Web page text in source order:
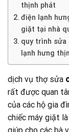
thịnh phát
điện lạnh
giặt tại nhà
quy trình sửa
lạnh hưng
dịch vụ thợ sửa
rất được quan
của các hộ gia
chiếc máy giặt